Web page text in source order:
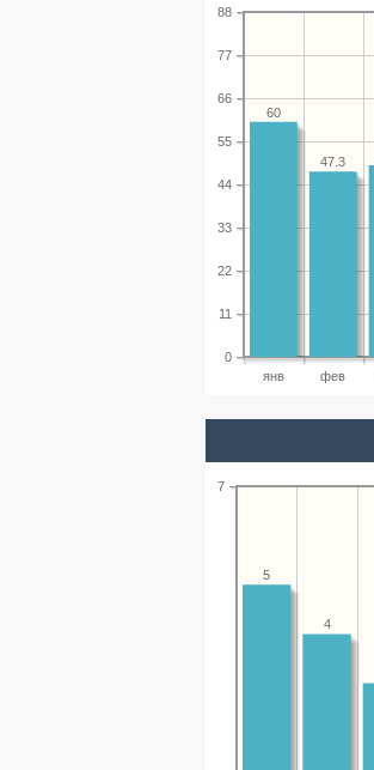
янв фев
0
11
22
33
44
55
66
77
88
47.3
60
7
4
5